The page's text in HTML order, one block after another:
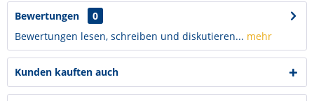
Bewertungen
0
Bewertungen lesen, schreiben und diskutieren... mehr
Kunden kauften auch